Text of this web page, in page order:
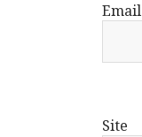
Email
Site